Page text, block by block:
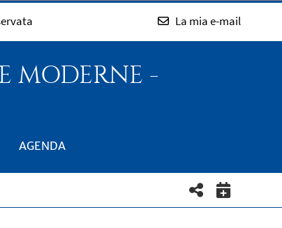
La mia e-mail
MODERNE -
AGENDA